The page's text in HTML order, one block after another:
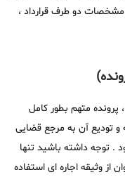
، مشخصات دو طرف قرارداد ،
پرونده متهم بطور کامل
و تودیع آن به مرجع قضایی
. توجه داشته باشید تنها
از وثیقه اجاره ای استفاده